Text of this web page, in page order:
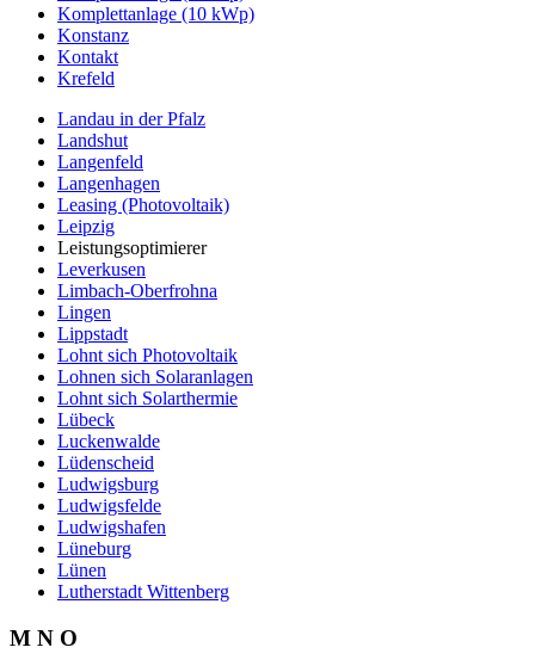
Komplettanlage (10 kWp)
Konstanz
Kontakt
Krefeld
Landau in der Pfalz
Landshut
Langenfeld
Langenhagen
Leasing (Photovoltaik)
Leipzig
Leistungsoptimierer
Leverkusen
Limbach-Oberfrohna
Lingen
Lippstadt
Lohnt sich Photovoltaik
Lohnen sich Solaranlagen
Lohnt sich Solarthermie
Lübeck
Luckenwalde
Lüdenscheid
Ludwigsburg
Ludwigsfelde
Ludwigshafen
Lüneburg
Lünen
Lutherstadt Wittenberg
M N O